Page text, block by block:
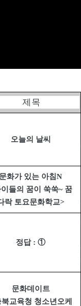
제 목
오늘의 날씨
문화가 있는 아침N
이들의 꿈이 쑥쑥~ 꿈
락 토요문화학교>
정답 : ①
문화데이트
북교육청 청소년오케